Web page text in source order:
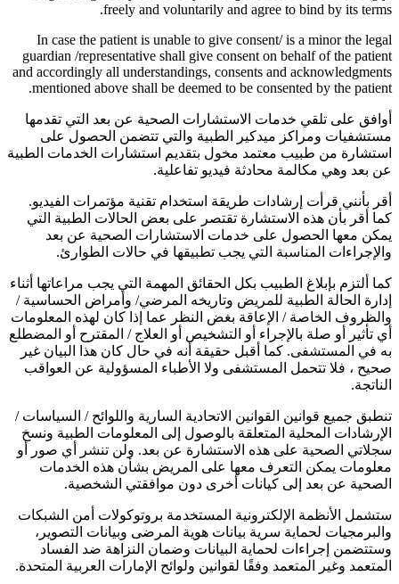
freely and voluntarily and agree to bind by its terms.
In case the patient is unable to give consent/ is a minor the legal
guardian /representative shall give consent on behalf of the patient
and accordingly all understandings, consents and acknowledgments
mentioned above shall be deemed to be consented by the patient.
أوافق على تلقي خدمات الاستشارات الصحية عن بعد التي تقدمها
مستشفيات ومراكز ميدكير الطبية والتي تتضمن الحصول على
استشارة من طبيب معتمد مخول بتقديم استشارات الخدمات الطبية
عن بعد وهي مكالمة محادثة فيديو تفاعلية.
أقر بأنني قرأت إرشادات طريقة استخدام تقنية مؤتمرات الفيديو.
كما أقر بأن هذه الاستشارة تقتصر على بعض الحالات الطبية التي
يمكن معها الحصول على خدمات الاستشارات الصحية عن بعد
والإجراءات المناسبة التي يجب تطبيقها في حالات الطوارئ.
كما ألتزم بإبلاغ الطبيب بكل الحقائق المهمة التي يجب مراعاتها أثناء
إدارة الحالة الطبية للمريض وتاريخه المرضي/ وأمراض الحساسية /
والظروف الخاصة / الإعاقة بغض النظر عما إذا كان لهذه المعلومات
أي تأثير أو صلة بالإجراء أو التشخيص أو العلاج / المقترح أو المضطلع
به في المستشفى. كما أقبل حقيقة أنه في حال كان هذا البيان غير
صحيح ، فلا تتحمل المستشفى ولا الأطباء المسؤولية عن العواقب
الناتجة.
تنطبق جميع قوانين القوانين الاتحادية السارية واللوائح / السياسات /
الإرشادات المحلية المتعلقة بالوصول إلى المعلومات الطبية ونسخ
سجلاتي الصحية على هذه الاستشارة عن بعد. ولن تنشر أي صور أو
معلومات يمكن التعرف معها على المريض بشأن هذه الخدمات
الصحية عن بعد إلى كيانات أخرى دون موافقتي الشخصية.
ستشمل الأنظمة الإلكترونية المستخدمة بروتوكولات أمن الشبكات
والبرمجيات لحماية سرية بيانات هوية المرضى وبيانات التصوير،
وستتضمن إجراءات لحماية البيانات وضمان النزاهة ضد الفساد
المتعمد وغير المتعمد وفقًا لقوانين ولوائح الإمارات العربية المتحدة.